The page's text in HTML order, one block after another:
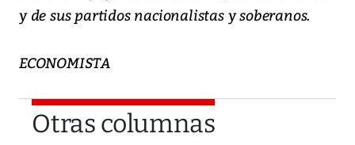
y de sus partidos nacionalistas y soberanos.
ECONOMISTA
Otras columnas